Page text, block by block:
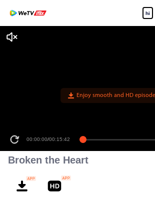
hi
Enjoy smooth and HD
00:00:00/00:15:42
Broken the Heart